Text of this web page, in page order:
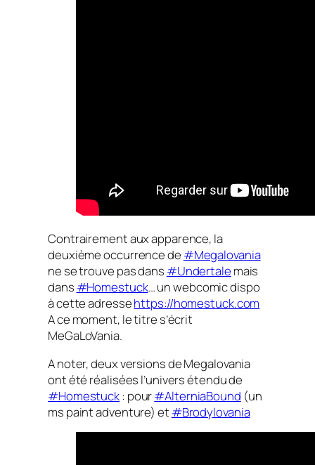
Contrairement aux apparence, la
deuxième occurrence de #Megalovania
ne se trouve pas dans #Undertale mais
dans #Homestuck… un webcomic dispo
à cette adressehttps://homestuck.com
A ce moment, le titre s’écrit
MeGaLoVania.
A noter, deux versions de Megalovania
ont été réalisées l’univers étendu de
#Homestuck: pour#AlterniaBound (un
ms paint adventure) et #Brodylovania